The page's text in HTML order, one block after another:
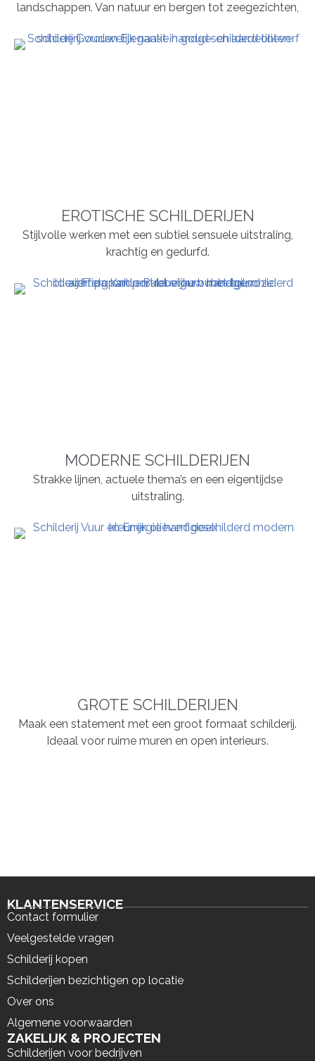
landschappen. Van natuur en bergen tot zeegezichten,
EROTISCHE SCHILDERIJEN
Stijlvolle werken met een subtiel sensuele uitstraling,
krachtig en gedurfd.
MODERNE SCHILDERIJEN
Strakke lijnen, actuele thema’s en een eigentijdse
uitstraling.
GROTE SCHILDERIJEN
Maak een statement met een groot formaat schilderij.
Ideaal voor ruime muren en open interieurs.
KLANTENSERVICE
Contact formulier
Veelgestelde vragen
Schilderij kopen
Schilderijen bezichtigen op locatie
Over ons
Algemene voorwaarden
ZAKELIJK & PROJECTEN
Schilderijen voor bedrijven